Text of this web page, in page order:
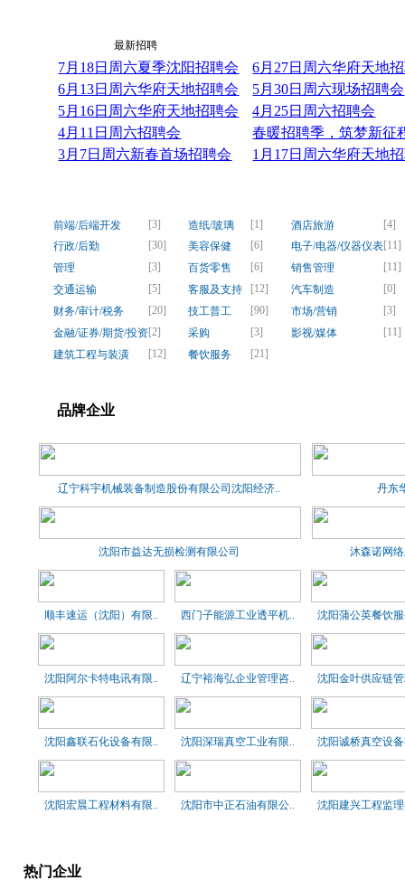
最新招聘
7月18日周六夏季沈阳招聘会
6月27日周六华府天地
6月13日周六华府天地招聘会
5月30日周六现场招聘会
5月16日周六华府天地招聘会
4月25日周六招聘会
4月11日周六招聘会
春暖招聘季，筑梦新征
3月7日周六新春首场招聘会
1月17日周六华府天地
前端/后端开发 [3] 造纸/玻璃 [1] 酒店旅游
[4]
行政/后勤
[30] 美容保健 [6] 电子/电器/仪器仪表[11]
管理
[3] 百货零售 [6] 销售管理
[11]
交通运输
[5] 客服及支持 [12] 汽车制造
[0]
财务/审计/税务
[20] 技工普工 [90] 市场/营销
[3]
金融/证券/期货/投资[2] 采购 [3] 影视/媒体
[11]
建筑工程与装潢
[12] 餐饮服务 [21]
品牌企业
辽宁科宇机械装备制造股份有限公司沈阳经济.. 丹东
沈阳市益达无损检测有限公司 沐森诺网
顺丰速运（沈阳）有限.. 西门子能源工业透平机.. 沈阳蒲公英餐饮
沈阳阿尔卡特电讯有限.. 辽宁裕海弘企业管理咨.. 沈阳金叶供应链
沈阳鑫联石化设备有限.. 沈阳深瑞真空工业有限.. 沈阳诚桥真空设
沈阳宏晨工程材料有限.. 沈阳市中正石油有限公.. 沈阳建兴工程监
热门企业